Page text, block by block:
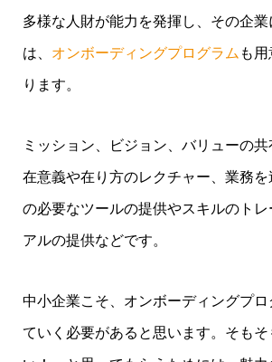
多様な人財が能力を発揮し、その企
は、 オンボーディングプログラム も
ります。
ミッション、ビジョン、バリューの
在意義や在り方のレクチャー、業務
の必要なツールの提供やスキルのトレ
アルの提供などです。
中小企業こそ、オンボーディングプロ
ていく必要があると思います。そもそ